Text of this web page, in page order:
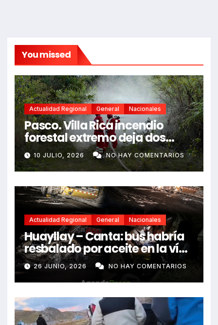
You missed
Actualidad Regional General Nacionales
Pasco. Villa Rica incendio
forestal extremo deja dos
fallecidos y heridos
10 JULIO, 2026 NO HAY COMENTARIOS
Actualidad Regional General Nacionales
Huayllay – Canta: bus habría
resbalado por aceite en la vía
e impactó auto siniestrado
dejando dos fallecidos
26 JUNIO, 2026 NO HAY COMENTARIOS